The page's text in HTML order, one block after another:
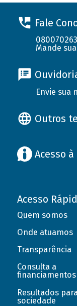
Fale
Mande
Envie sua
Outros
Acesso
Acesso
Quem somos
Onde atuamos
Transparência
Consulta a
financiamentos
Resultados
sociedade